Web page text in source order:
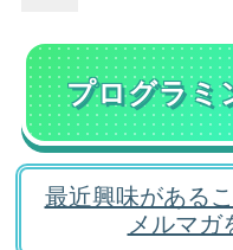
プログラミ
最近興味がある
メルマガ